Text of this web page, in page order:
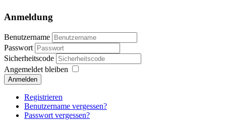
Anmeldung
Benutzername
Passwort
Sicherheitscode
Angemeldet bleiben
Anmelden
Registrieren
Benutzername vergessen?
Passwort vergessen?